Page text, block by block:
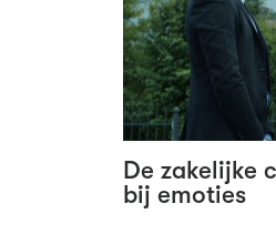
De zakelijke
bij emoties